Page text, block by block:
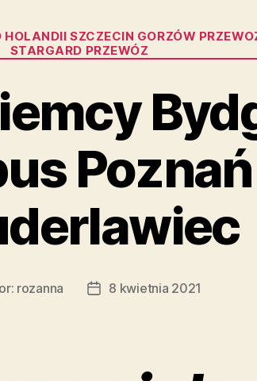
Kategorie
SZCZECIN GORZÓW
STARGARD PRZEWÓZ
rozanna
Data8 kwietnia 2021